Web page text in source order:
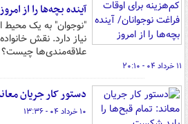
آینده بچه‌ها را از
"نوجوان" به یک محیط
نیاز دارد. نقش
علاقه‌مندی‌ها چیست؟
۱۱ خرداد ۰۴ - ۲۰:۱۰
دستور کار جریان
۱۰ خرداد ۰۴ - ۱۳:۳۶